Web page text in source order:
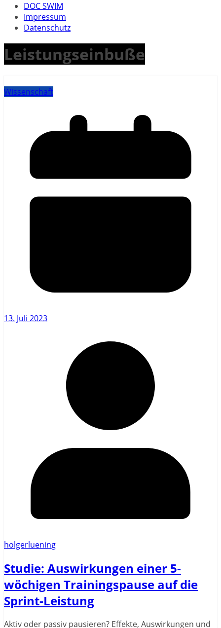
DOC SWIM
Impressum
Datenschutz
Leistungseinbuße
Wissenschaft
13. Juli 2023
holgerluening
Studie: Auswirkungen einer 5-
wöchigen Trainingspause auf die
Sprint-Leistung
Aktiv oder passiv pausieren? Effekte, Auswirkungen und